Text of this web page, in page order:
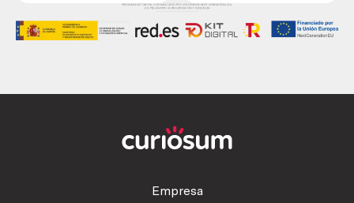
Empresa